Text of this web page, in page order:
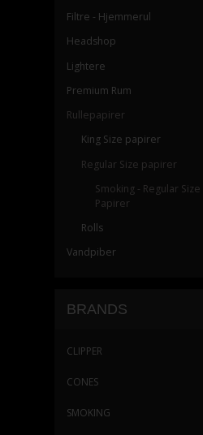
Filtre - Hjemmerul
Headshop
Lightere
Premium Rum
Rullepapirer
King Size papirer
Regular Size papirer
Smoking - Regular Size
Papirer
Rolls
Vandpiber
BRANDS
CLIPPER
CONES
SMOKING